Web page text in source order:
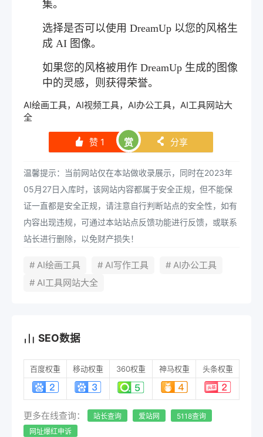
集。
选择是否可以使用 DreamUp 以您的风格生
成 AI 图像。
如果您的风格被用作 DreamUp 生成的图像
中的灵感，则获得荣誉。
AI绘画工具，AI视频工具，AI办公工具， AI工具网站大
全
󰄼 赞 1 赏 󰄯 分享
温馨提示：当前网站仅在本站做收录展示，同时在2023年
05月27日入库时，该网站内容都属于安全正规，但不能保
证一直都是安全正规，请注意自行判断站点的安全性，如有
内容出现违规，可通过本站站点反馈功能进行反馈，或联系
站长进行删除，以免财产损失！
# AI绘画工具 # AI写作工具
# AI办公工具
# AI工具网站大全
SEO数据
百度权重 移动权重 360权重 神马权重 头条权重
更多在线查询： 站长查询 爱站网
5118查询
网址爆红申诉